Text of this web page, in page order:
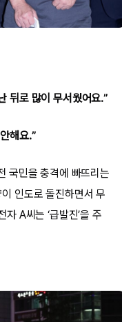
뒤로 많이 무서웠어요.”
해요.”
국민을 충격에 빠뜨리는
인도로 돌진하면서 무
A씨는 ‘급발진’을 주